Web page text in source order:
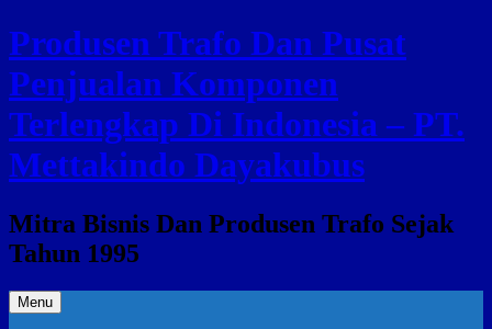
Skip
to
content
Produsen Trafo Dan Pusat
Penjualan Komponen
Terlengkap Di Indonesia – PT.
Mettakindo Dayakubus
Mitra Bisnis Dan Produsen Trafo Sejak
Tahun 1995
Menu